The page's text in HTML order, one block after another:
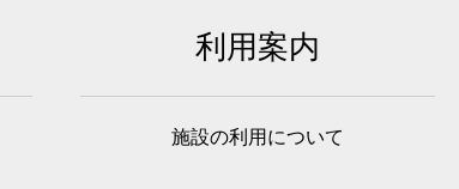
利用案内
施設の利用について